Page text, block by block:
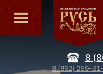
8
8 (862) 259-